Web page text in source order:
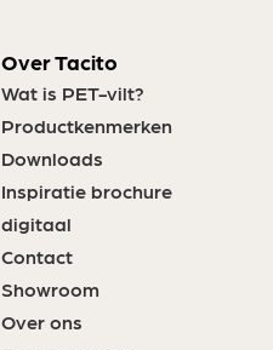
Over Tacito
Wat is PET-vilt?
Productkenmerken
Downloads
Inspiratie brochure
digitaal
Contact
Showroom
Over ons